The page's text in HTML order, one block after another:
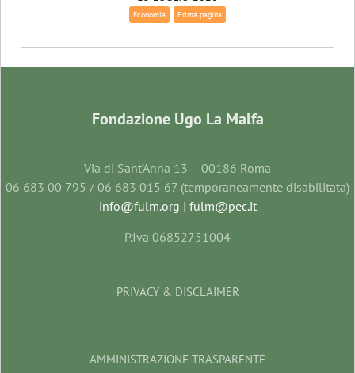
Economia Prima pagina
Fondazione Ugo La Malfa
Via di Sant’Anna 13 – 00186 Roma
06 683 00 795 / 06 683 015 67 (temporaneamente disabilitata)
info@fulm.org | fulm@pec.it
P.Iva 06852751004
PRIVACY & DISCLAIMER
AMMINISTRAZIONE TRASPARENTE